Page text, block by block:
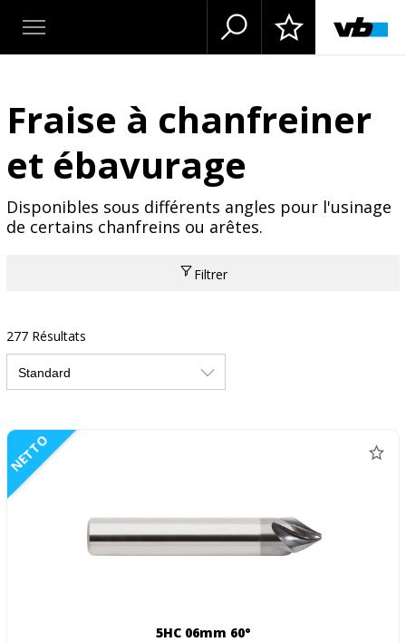
Fraise à chanfreiner
et ébavurage
Disponibles sous différents angles pour l'usinage
de certains chanfreins ou arêtes.
Filtrer
277 Résultats
NETTO
5HC 06mm 60°